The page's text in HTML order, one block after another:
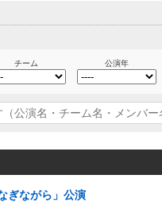
チーム 公演年
ぎながら」公演